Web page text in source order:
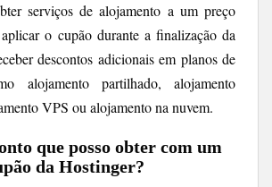
serviços de alojamento a um preço
o cupão durante a finalização da
descontos adicionais em planos de
alojamento partilhado, alojamento
VPS ou alojamento na nuvem.
que posso obter com um
da Hostinger?